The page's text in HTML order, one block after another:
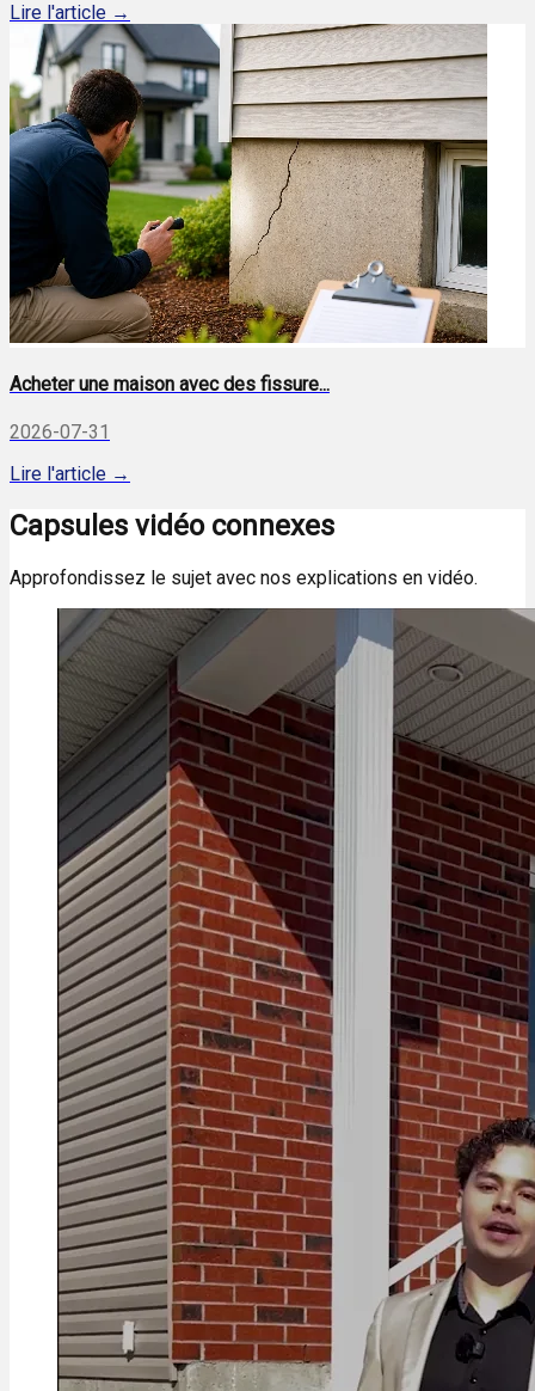
Lire l'article →
Acheter une maison avec des fissure...
2026-07-31
Lire l'article →
Capsules vidéo connexes
Approfondissez le sujet avec nos explications en vidéo.